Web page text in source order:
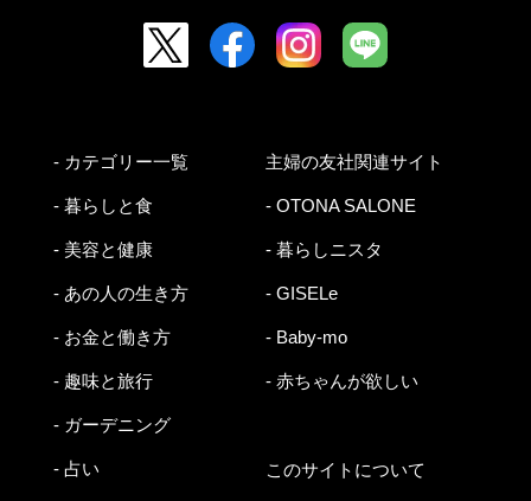
- カテゴリー一覧
- 暮らしと食
- 美容と健康
- あの人の生き方
- お金と働き方
- 趣味と旅行
- ガーデニング
- 占い
主婦の友社関連サイト
- OTONA SALONE
- 暮らしニスタ
- GISELe
- Baby-mo
- 赤ちゃんが欲しい
このサイトについて